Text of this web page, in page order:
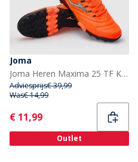
Joma
Joma Heren Maxima 25 TF Kunstgras Voetbalschoenen Oranje
Adviesprijs€ 39,99
Was€ 14,99
Current
€ 11,99
Outlet